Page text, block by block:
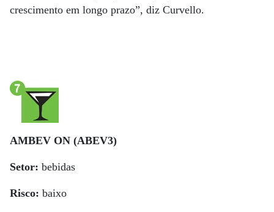
crescimento em longo prazo”, diz Curvello.
AMBEV ON (ABEV3)
Setor: bebidas
Risco: baixo